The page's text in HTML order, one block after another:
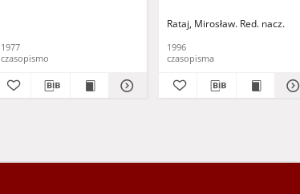
1977
czasopismo
Rataj, Mirosław. Red. nacz.
1996
czasopisma